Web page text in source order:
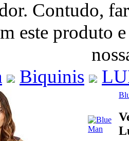
Contudo,
este produto
Biquinis